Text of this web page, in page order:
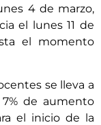
4 de marzo,
el lunes 11 de
el momento
se lleva a
de aumento
el inicio de la